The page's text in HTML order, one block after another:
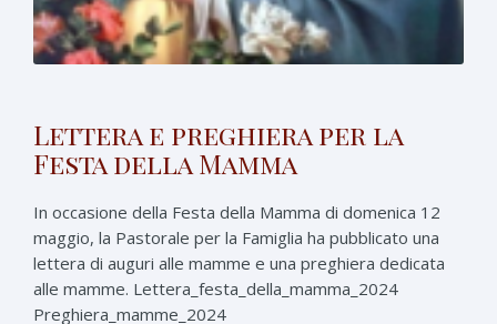
Lettera e preghiera per la
Festa della Mamma
In occasione della Festa della Mamma di domenica 12
maggio, la Pastorale per la Famiglia ha pubblicato una
lettera di auguri alle mamme e una preghiera dedicata
alle mamme. Lettera_festa_della_mamma_2024
Preghiera_mamme_2024